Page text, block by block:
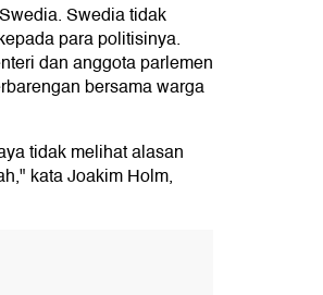
Swedia tidak
para politisinya.
dan anggota parlemen
bersama warga
tidak melihat alasan
kata Joakim Holm,